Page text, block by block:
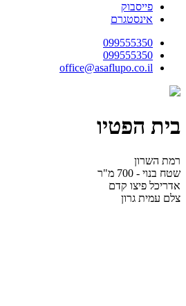
פייסבוק
אינסטגרם
099555350
099555350
office@asaflupo.co.il
בית הפטיו
רמת השרון
שטח בנוי - 700 מ"ר
אדריכל פיצו קדם
צלם עמית גרון